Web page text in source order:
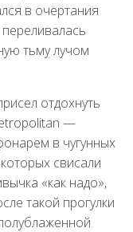
в очертания
тьму лучом
отдохнуть
—
в чугунных
свисали
«как надо»,
такой прогулки